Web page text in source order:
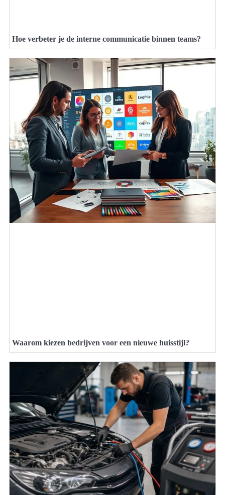
Hoe verbeter je de interne communicatie binnen teams?
Waarom kiezen bedrijven voor een nieuwe huisstijl?